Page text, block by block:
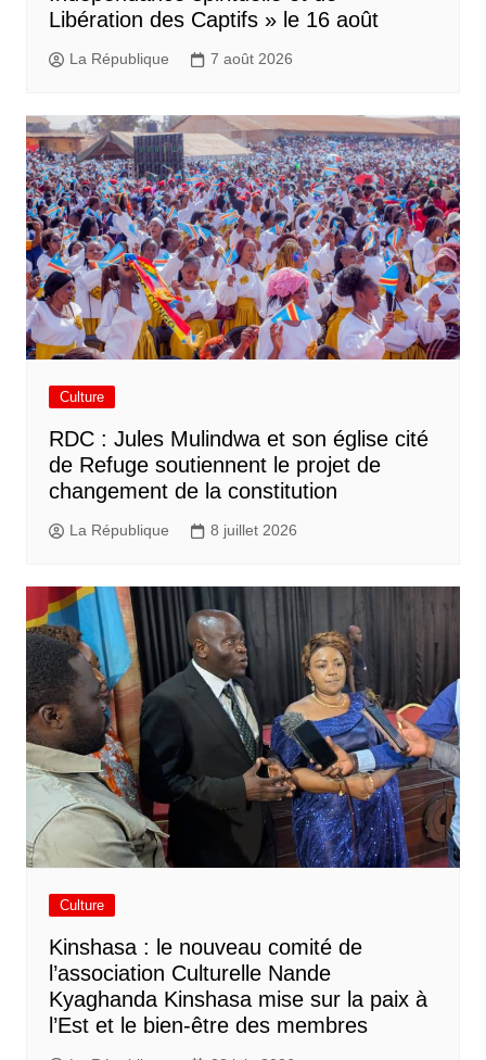
Libération des Captifs » le 16 août
La République 7 août 2026
Culture
RDC : Jules Mulindwa et son église cité
de Refuge soutiennent le projet de
changement de la constitution
La République 8 juillet 2026
Culture
Kinshasa : le nouveau comité de
l’association Culturelle Nande
Kyaghanda Kinshasa mise sur la paix à
l’Est et le bien-être des membres